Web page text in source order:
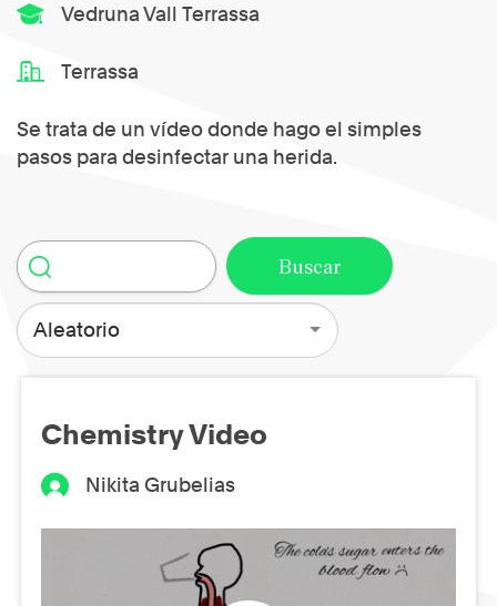
Vedruna Vall Terrassa
Terrassa
Se trata de un vídeo donde hago el simples
pasos para desinfectar una herida.
Aleatorio
Chemistry Video
Nikita Grubelias